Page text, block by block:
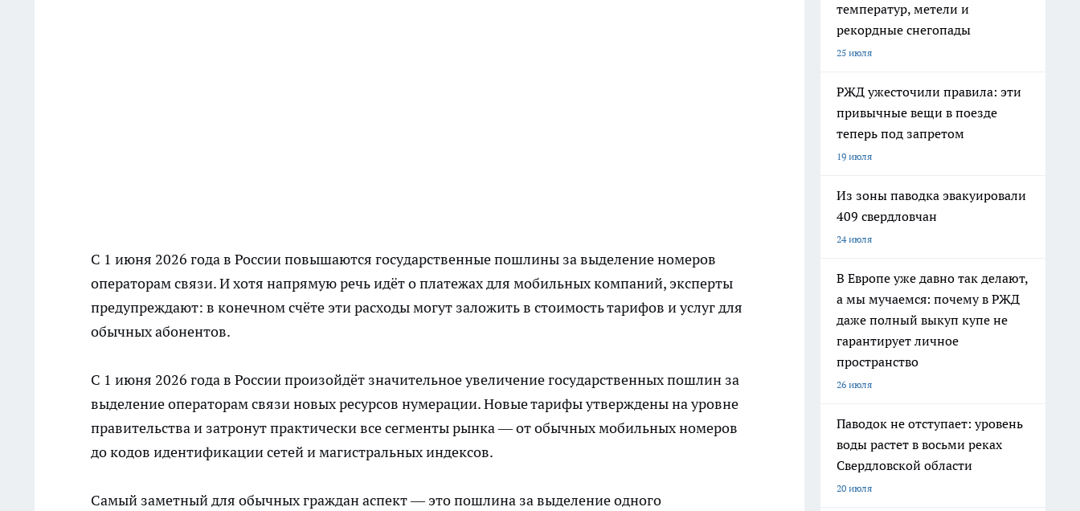
С 1 июня 2026 года в России повышаются государственные пошлины за выделение номеров
операторам связи. И хотя напрямую речь идёт о платежах для мобильных компаний, эксперты
предупреждают: в конечном счёте эти расходы могут заложить в стоимость тарифов и услуг для
обычных абонентов.
С 1 июня 2026 года в России произойдёт значительное увеличение государственных пошлин за
выделение операторам связи новых ресурсов нумерации. Новые тарифы утверждены на уровне
правительства и затронут практически все сегменты рынка — от обычных мобильных номеров
до кодов идентификации сетей и магистральных индексов.
Самый заметный для обычных граждан аспект — это пошлина за выделение одного
температур, метели и
рекордные снегопады
25 июля
РЖД ужесточили правила: эти
привычные вещи в поезде
теперь под запретом
19 июля
Из зоны паводка эвакуировали
409 свердловчан
24 июля
В Европе уже давно так делают,
а мы мучаемся: почему в РЖД
даже полный выкуп купе не
гарантирует личное
пространство
26 июля
Паводок не отступает: уровень
воды растет в восьми реках
Свердловской области
20 июля